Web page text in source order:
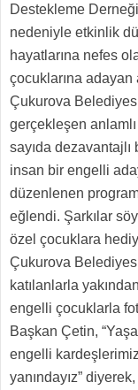
Destekleme
nedeniyle etkinlik
hayatlarına nefes
çocuklarına
Çukurova
gerçekleşen
sayıda dezavantajlı
insan bir engelli
düzenlenen
eğlendi. Şarkılar
özel çocuklara
Çukurova
katılanlarla
engelli çocuklarla
Başkan Çetin,
engelli
yanındayız”